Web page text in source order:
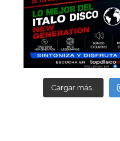
Cargar más...